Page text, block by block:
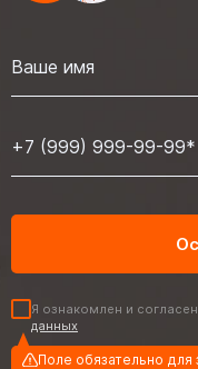
Я ознакомлен и
данных
Поле обязательно для